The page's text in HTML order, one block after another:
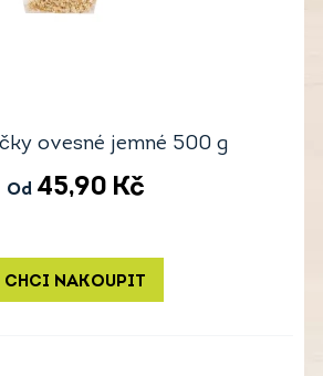
ovesné jemné 500 g
Od 45,90 Kč
CHCI NAKOUPIT